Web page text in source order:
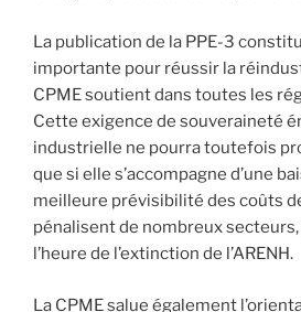
La publication de la PPE-3
importante pour réussir la
CPME soutient dans toutes les
Cette exigence de souveraineté
industrielle ne pourra toutefois
que si elle s’accompagne d’une
meilleure prévisibilité des coûts
pénalisent de nombreux
l’heure de l’extinction de l’ARENH.
La CPME salue également